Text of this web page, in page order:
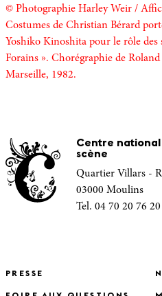
© Photographie Harley Weir /
Costumes de Christian Bérard
Yoshiko Kinoshita pour le rôle des
Forains ». Chorégraphie de
Marseille, 1982.
Centre
scène
Quartier Villars -
03000 Moulins
Tel. 04 70 20 76 20
PRESSE